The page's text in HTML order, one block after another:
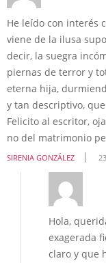
He leído con interés
viene de la ilusa
decir, la suegra
piernas de terror y
eterna hija,
y tan descriptivo,
Felicito al escritor,
no del matrimonio
SIRENIA GONZÁLEZ
Hola,
exagerada
claro y que